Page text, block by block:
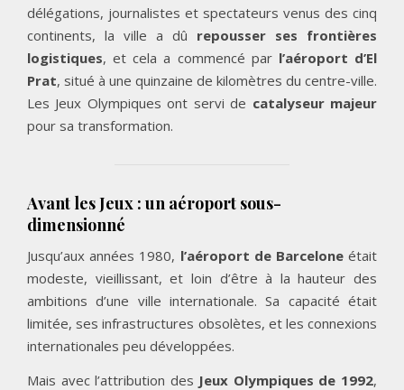
délégations, journalistes et spectateurs venus des cinq
continents, la ville a dû repousser ses frontières
logistiques, et cela a commencé par l’aéroport d’El
Prat, situé à une quinzaine de kilomètres du centre-ville.
Les Jeux Olympiques ont servi de catalyseur majeur
pour sa transformation.
Avant les Jeux : un aéroport sous-
dimensionné
Jusqu’aux années 1980, l’aéroport de Barceloneétait
modeste, vieillissant, et loin d’être à la hauteur des
ambitions d’une ville internationale. Sa capacité était
limitée, ses infrastructures obsolètes, et les connexions
internationales peu développées.
Mais avec l’attribution des Jeux Olympiques de 1992,